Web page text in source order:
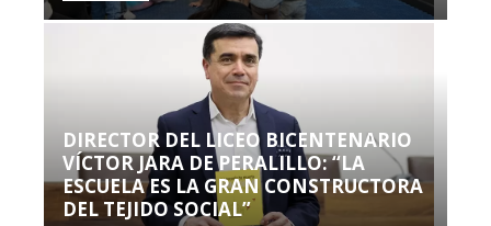
DIRECTOR DEL LICEO BICENTENARIO
VÍCTOR JARA DE PERALILLO: “LA
ESCUELA ES LA GRAN CONSTRUCTORA
DEL TEJIDO SOCIAL”